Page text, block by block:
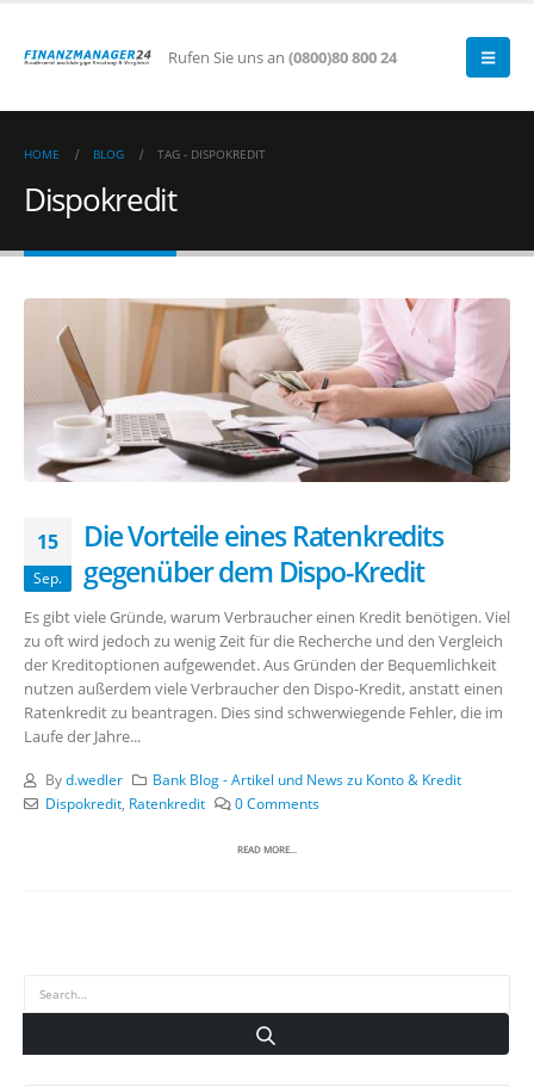
Rufen Sie uns an (0800)80 800 24
HOME BLOG TAG - DISPOKREDIT
Dispokredit
15
Sep.
Die Vorteile eines Ratenkredits
gegenüber dem Dispo-Kredit
Es gibt viele Gründe, warum Verbraucher einen Kredit benötigen. Viel
zu oft wird jedoch zu wenig Zeit für die Recherche und den Vergleich
der Kreditoptionen aufgewendet. Aus Gründen der Bequemlichkeit
nutzen außerdem viele Verbraucher den Dispo-Kredit, anstatt einen
Ratenkredit zu beantragen. Dies sind schwerwiegende Fehler, die im
Laufe der Jahre...
Byd.wedler
Bank Blog - Artikel und News zu Konto & Kredit
Dispokredit, Ratenkredit 0 Comments
READ MORE...